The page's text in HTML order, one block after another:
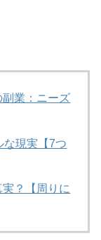
副業：ニーズ
な現実【7つ
？【周りに